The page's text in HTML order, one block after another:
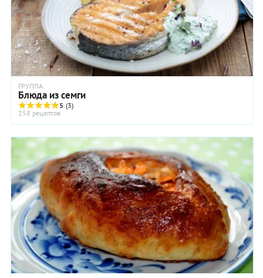
ГРУППА
Блюда из семги
5 (3)
258 рецептов